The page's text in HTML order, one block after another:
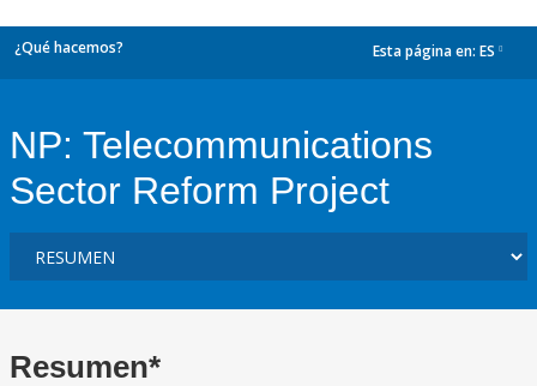
¿Qué hacemos? Esta página en: ES
NP: Telecommunications
Sector Reform Project
Resumen*